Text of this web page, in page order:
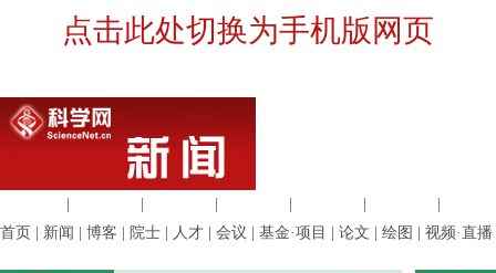
点击此处切换为手机版网页
首页
新闻 博客 院士 人才 会议 基金·项目 论文 绘图 视频·直播